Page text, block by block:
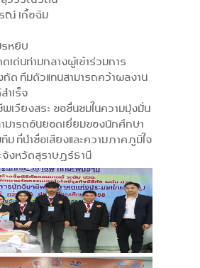
ณ์ เกื้อฉิม
หยิบ
เด่นท่ามกลางผู้เข้าร่วมการ
กัด ทีมตัวแทนสามารถคว้าผลงาน
ำเร็จ
เวียงสระ ขอชื่นชมในความมุ่งมั่น
ามารถอันยอดเยี่ยมของนักศึกษา
ที่นำชื่อเสียงและความภาคภูมิใจ
จังหวัดสุราษฎร์ธานี